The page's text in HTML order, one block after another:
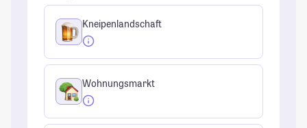
Kneipenlandschaft
Wohnungsmarkt